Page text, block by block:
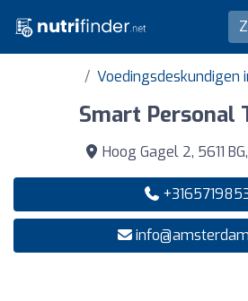
Voedingsdeskundigen
Smart Personal
Hoog Gagel 2, 5611